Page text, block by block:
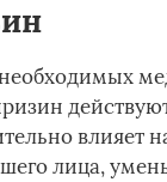
влияет
лица,